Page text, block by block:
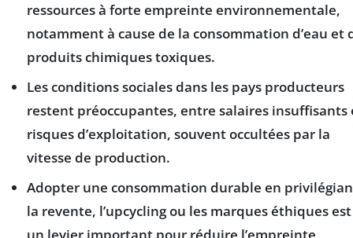
ressources à forte empreinte environnementale,
notamment à cause de la consommation d’eau et
produits chimiques toxiques.
Les conditions sociales dans les pays producteurs
restent préoccupantes, entre salaires insuffisants
risques d’exploitation, souvent occultées par la
vitesse de production.
Adopter une consommation durable en
la revente, l’upcycling ou les marques éthiques est